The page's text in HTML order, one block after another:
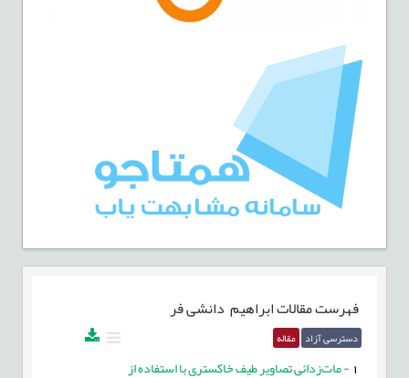
فهرست مقالاتابراهیم دانشی فر
دسترسی آزاد مقاله
-مات‌زدائی تصاویر طیف خاکستری با استفاده از